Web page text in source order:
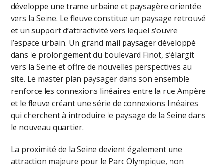
développe une trame urbaine et paysagère orientée
vers la Seine. Le fleuve constitue un paysage retrouvé
et un support d’attractivité vers lequel s’ouvre
l’espace urbain. Un grand mail paysager développé
dans le prolongement du boulevard Finot, s’élargit
vers la Seine et offre de nouvelles perspectives au
site. Le master plan paysager dans son ensemble
renforce les connexions linéaires entre la rue Ampère
et le fleuve créant une série de connexions linéaires
qui cherchent à introduire le paysage de la Seine dans
le nouveau quartier.
La proximité de la Seine devient également une
attraction majeure pour le Parc Olympique, non